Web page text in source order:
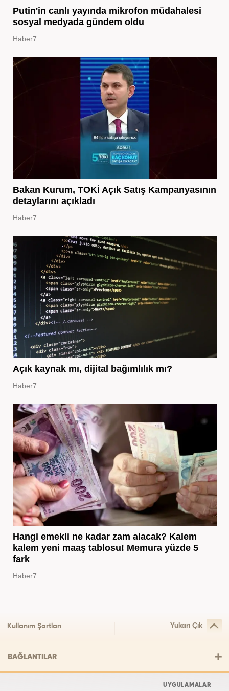
Putin'in canlı yayında mikrofon müdahalesi
sosyal medyada gündem oldu
Haber7
Bakan Kurum, TOKİ Açık Satış Kampanyasının
detaylarını açıkladı
Haber7
Açık kaynak mı, dijital bağımlılık mı?
Haber7
Hangi emekli ne kadar zam alacak? Kalem
kalem yeni maaş tablosu! Memura yüzde 5
fark
Haber7
Kullanım Şartları Yukarı Çık
BAĞLANTILAR
UYGULAMALAR